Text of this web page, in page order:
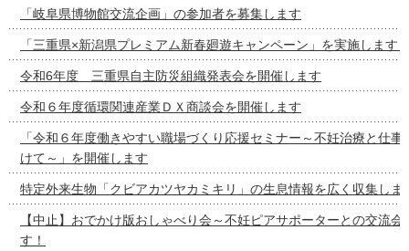
「岐阜県博物館交流企画」の参加者を募集します
「三重県×新潟県プレミアム新春廻遊キャンペーン」を実施します
令和6年度 三重県自主防災組織発表会を開催します
令和６年度循環関連産業ＤＸ商談会を開催します
「令和６年度働きやすい職場づくり応援セミナー～不妊治療と仕
けて～」を開催します
特定外来生物「クビアカツヤカミキリ」の生息情報を広く収集しま
【中止】おでかけ版おしゃべり会～不妊ピアサポーターとの交流会
す！